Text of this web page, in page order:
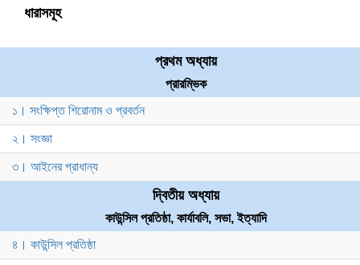
ধারাসমূহ
প্রথম অধ্যায়
প্রারম্ভিক
১। সংক্ষিপ্ত শিরোনাম ও প্রবর্তন
২। সংজ্ঞা
৩। আইনের প্রাধান্য
দ্বিতীয় অধ্যায়
কাউন্সিল প্রতিষ্ঠা, কার্যাবলি, সভা, ইত্যাদি
৪। কাউন্সিল প্রতিষ্ঠা